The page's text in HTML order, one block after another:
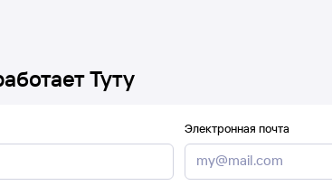
Туту
Электронная почта